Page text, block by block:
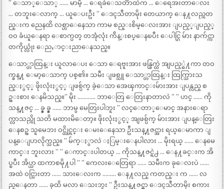
” ေသာ္ေသာ္ …… မာမီ့ … ေရခဲေသတၱာထဲက … ေရေအးတာေလး
… တဘူးေလာက္ … ယူေပးဦး ” ေဒၚသီတာမိုး တေယာက္ ေန႔လည္ကတ
ည္းက ညေနထိ လစ္ဟာေနေသာ ကာမ စည္းစိမ္ေလးအား ျပည့္ျပည့္
ဝဝ ခံယူေနရာ ေစာက္ပတ္ တအုံလုံး က်ိန္းစပ္ေနၿပီး ေပါင္ဂြ မ်ား နာက်င္ကာ
တကိုယ္လုံး ေညႇာင္းညာေနသည္။
ေသာ္တာထြန္း ယူလာေပး ေသာ ေရဗူးအား ဖန္ခြက္ထဲ အျပည့္ငွဲ႔ကာ တဝ
က္ခန္႔ ေမာ့ေသာက္ ပစ္၏။ သမီး ျဖစ္သူ ေသာ္တာထြန္း ထြက္သြားသ
ည္ႏွင့္ ဖိုးလုံးႏွင့္ ျဖစ္ပ်က္ ခဲ့ေသာ အေၾကာင္းမ်ားအား ျပန္လည္ စ
ဥ္းစား ေနမိသည္။” မိုး ………… ဘာေတြ ေတြးနာတာလဲ ” ” ဟင္ …… ကို
သန္႔ဇင္ … ခ္ခ္ ခ္ခ္ …… ဘာမွ မေတြးပါဘူး ” လင္ေတာ္ေမာင္ အနားေရာ
က္လာသည္ကို သတိ မထားမိေတာ့။ ဖိုးလုံးႏွင့္ အျဖစ္ပ်က္ မ်ားအား ျပန္ေတြး
ေနစဥ္ သူမေဘး ဝင္ထိုင္ရင္း ေမးေနေသာ ဦးသန္႔ဇင္အား ရယ္ေမာကာ ျ
ပန္ေျပာလိုက္သည္။ ” မ်က္ႏွာလဲ ႏြမ္းေနပါလား … မိုးရယ္ …… ေနမေ
ကာင္း ဘူးလား ” ” ေကာင္းပါတယ္ … ကိုသန္႔ဇင္ရဲ႕ … ေန႔ခင္းက အိ
ပ္ၿပီး အိပ္ယာ ထကာစမို႔ပါ ” ” ကေလးေတြေရာ …… သမီးက ခုေလးပဲ ……
အထဲ ဝင္သြားတာ …… သားေလးက ……… ေန႔လည္ ကတည္း က …… လ
ည္ေနတာ …… ခုထိ မလာ ေသးဘူး ” ဦးသန္႔ဇင္မွာ ေဒၚသီတာမိုး စကား